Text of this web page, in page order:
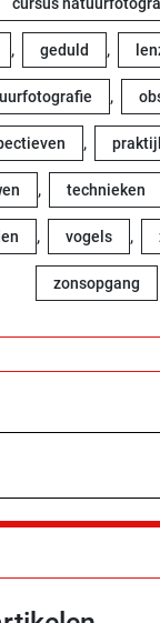
cursus
, geduld ,
,
,
, technieken
, vogels ,
zonsopgang